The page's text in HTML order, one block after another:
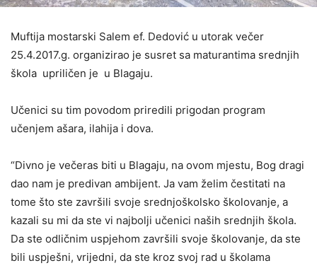
Muftija mostarski Salem ef. Dedović u utorak večer
25.4.2017.g. organizirao je susret sa maturantima srednjih
škola upriličen je u Blagaju.
Učenici su tim povodom priredili prigodan program
učenjem ašara, ilahija i dova.
“Divno je večeras biti u Blagaju, na ovom mjestu, Bog dragi
dao nam je predivan ambijent. Ja vam želim čestitati na
tome što ste završili svoje srednjoškolsko školovanje, a
kazali su mi da ste vi najbolji učenici naših srednjih škola.
Da ste odličnim uspjehom završili svoje školovanje, da ste
bili uspješni, vrijedni, da ste kroz svoj rad u školama